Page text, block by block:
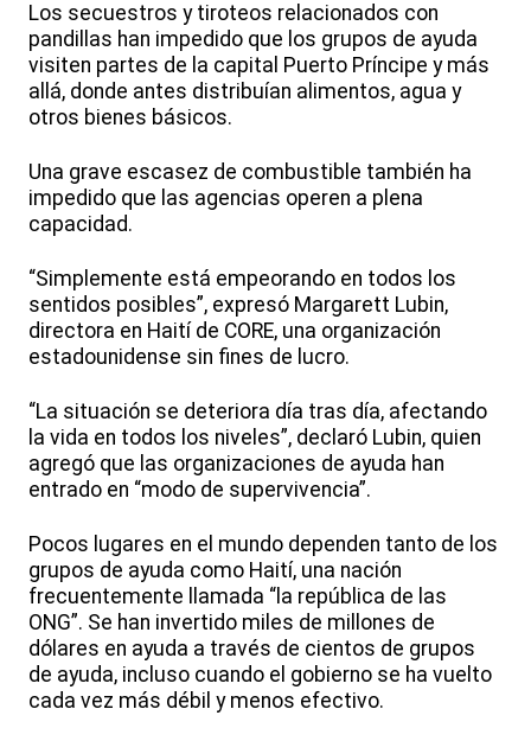
Los secuestros y tiroteos relacionados con
pandillas han impedido que los grupos de ayuda
visiten partes de la capital Puerto Príncipe y más
allá, donde antes distribuían alimentos, agua y
otros bienes básicos.
Una grave escasez de combustible también ha
impedido que las agencias operen a plena
capacidad.
“Simplemente está empeorando en todos los
sentidos posibles”, expresó Margarett Lubin,
directora en Haití de CORE, una organización
estadounidense sin fines de lucro.
“La situación se deteriora día tras día, afectando
la vida en todos los niveles”, declaró Lubin, quien
agregó que las organizaciones de ayuda han
entrado en “modo de supervivencia”.
Pocos lugares en el mundo dependen tanto de los
grupos de ayuda como Haití, una nación
frecuentemente llamada “la república de las
ONG”. Se han invertido miles de millones de
dólares en ayuda a través de cientos de grupos
de ayuda, incluso cuando el gobierno se ha vuelto
cada vez más débil y menos efectivo.